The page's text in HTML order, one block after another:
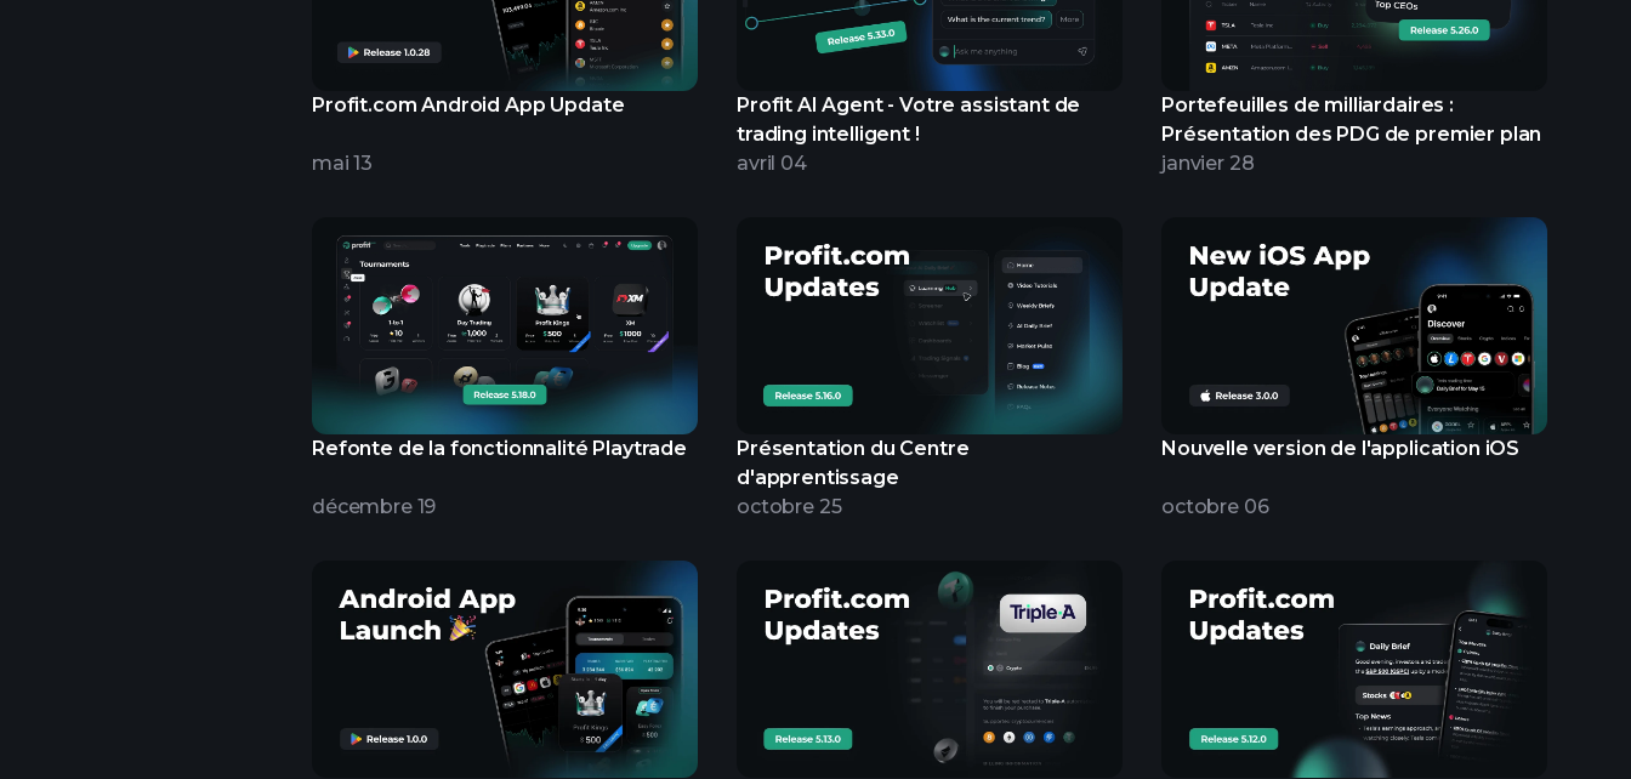
Profit.com Android App Update
mai 13
Profit AI Agent - Votre assistant de
trading intelligent !
avril 04
Portefeuilles de milliardaires :
Présentation des PDG de premier plan
janvier 28
Refonte de la fonctionnalité Playtrade
décembre 19
Présentation du Centre
d'apprentissage
octobre 25
Nouvelle version de l'application iOS
octobre 06